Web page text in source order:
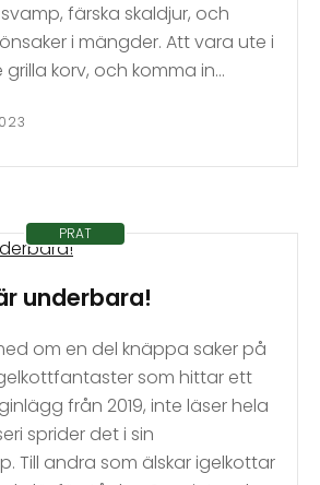
färska skaldjur, och
i mängder. Att vara ute i
grilla korv, och komma in…
PRAT
underbara!
om en del knäppa saker på
som hittar ett
från 2019, inte läser hela
sprider det i sin
Till andra som älskar igelkottar